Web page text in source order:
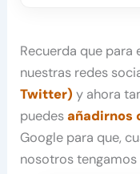
Recuerda que para
nuestras redes
Twitter) y ahora
puedesañadirnos
Google para que,
nosotros